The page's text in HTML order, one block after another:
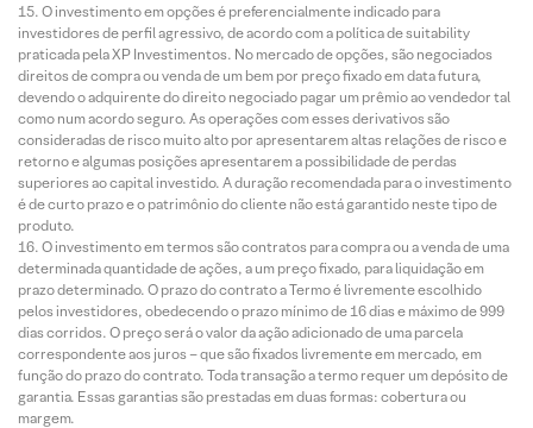
O investimento em opções é preferencialmente indicado para
investidores de perfil agressivo, de acordo com a política de suitability
praticada pela XP Investimentos. No mercado de opções, são negociados
direitos de compra ou venda de um bem por preço fixado em data futura,
devendo o adquirente do direito negociado pagar um prêmio ao vendedor tal
como num acordo seguro. As operações com esses derivativos são
consideradas de risco muito alto por apresentarem altas relações de risco e
retorno e algumas posições apresentarem a possibilidade de perdas
superiores ao capital investido. A duração recomendada para o investimento
é de curto prazo e o patrimônio do cliente não está garantido neste tipo de
produto.
O investimento em termos são contratos para compra ou a venda de uma
determinada quantidade de ações, a um preço fixado, para liquidação em
prazo determinado. O prazo do contrato a Termo é livremente escolhido
pelos investidores, obedecendo o prazo mínimo de 16 dias e máximo de 999
dias corridos. O preço será o valor da ação adicionado de uma parcela
correspondente aos juros – que são fixados livremente em mercado, em
função do prazo do contrato. Toda transação a termo requer um depósito de
garantia. Essas garantias são prestadas em duas formas: cobertura ou
margem.